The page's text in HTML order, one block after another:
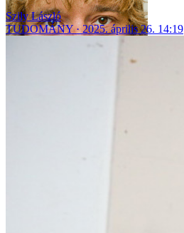
Szily László
TUDOMÁNY
2025. április 26. 14:19